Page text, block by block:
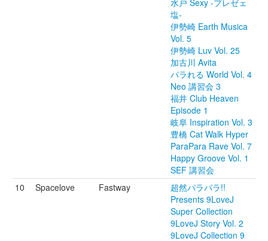
水戸 Sexy -プレゼェ
塩-
伊勢崎 Earth Musica
Vol. 5
伊勢崎 Luv Vol. 25
加古川 Avita
パラれる World Vol. 4
Neo 講習会 3
福井 Club Heaven
Episode 1
岐阜 Inspiration Vol. 3
豊橋 Cat Walk Hyper
ParaPara Rave Vol. 7
Happy Groove Vol. 1
SEF 講習会
10
Spacelove Fastway
超然パラパラ!!
Presents 9LoveJ
Super Collection
9LoveJ Story Vol. 2
9LoveJ Collection 9